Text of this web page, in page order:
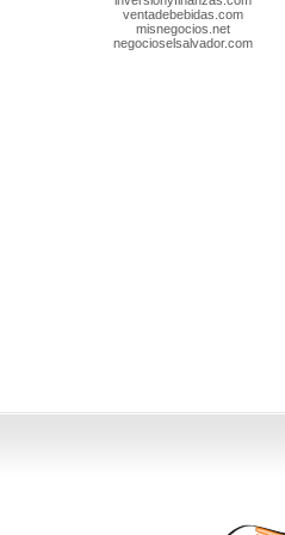
ventadebebidas.com
misnegocios.net
negocioselsalvador.com